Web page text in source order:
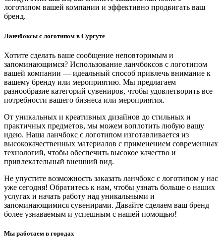
логотипом вашей компании и эффективно продвигать ваш
бренд.
Ланчбоксы с логотипом в Сургуте
Хотите сделать ваше сообщение неповторимым и
запоминающимся? Использование ланчбоксов с логотипом
вашей компании — идеальный способ привлечь внимание к
вашему бренду или мероприятию. Мы предлагаем
разнообразие категорий сувениров, чтобы удовлетворить все
потребности вашего бизнеса или мероприятия.
От уникальных и креативных дизайнов до стильных и
практичных предметов, мы можем воплотить любую вашу
идею. Наша ланчбокс с логотипом изготавливается из
высококачественных материалов с применением современных
технологий, чтобы обеспечить высокое качество и
привлекательный внешний вид.
Не упустите возможность заказать ланчбокс с логотипом у нас
уже сегодня! Обратитесь к нам, чтобы узнать больше о наших
услугах и начать работу над уникальными и
запоминающимися сувенирами. Давайте сделаем ваш бренд
более узнаваемым и успешным с нашей помощью!
Мы работаем в городах